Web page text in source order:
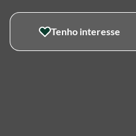
Tenho interesse